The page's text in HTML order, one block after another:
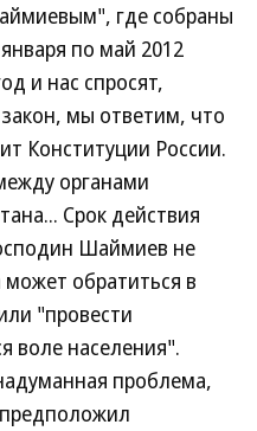
где собраны
по май 2012
и нас спросят,
мы ответим, что
Конституции России.
органами
Срок действия
Шаймиев не
обратиться в
"провести
воле населения".
проблема,